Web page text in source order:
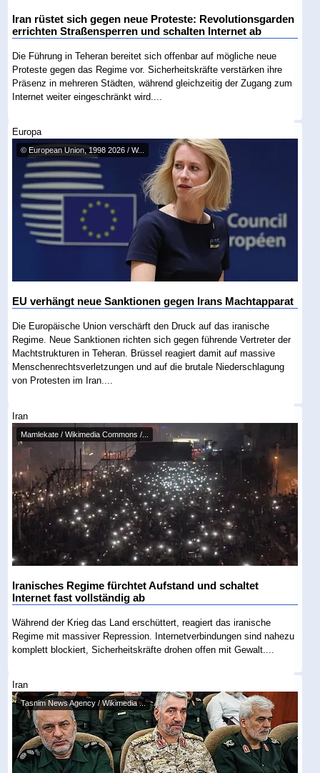
Iran rüstet sich gegen neue Proteste: Revolutionsgarden
errichten Straßensperren und schalten Internet ab
Die Führung in Teheran bereitet sich offenbar auf mögliche neue
Proteste gegen das Regime vor. Sicherheitskräfte verstärken ihre
Präsenz in mehreren Städten, während gleichzeitig der Zugang zum
Internet weiter eingeschränkt wird....
Europa
© European Union, 1998 2026 / W...
EU verhängt neue Sanktionen gegen Irans Machtapparat
Die Europäische Union verschärft den Druck auf das iranische
Regime. Neue Sanktionen richten sich gegen führende Vertreter der
Machtstrukturen in Teheran. Brüssel reagiert damit auf massive
Menschenrechtsverletzungen und auf die brutale Niederschlagung
von Protesten im Iran....
Iran
Mamlekate / Wikimedia Commons /...
Iranisches Regime fürchtet Aufstand und schaltet
Internet fast vollständig ab
Während der Krieg das Land erschüttert, reagiert das iranische
Regime mit massiver Repression. Internetverbindungen sind nahezu
komplett blockiert, Sicherheitskräfte drohen offen mit Gewalt....
Iran
Tasnim News Agency / Wikimedia ...